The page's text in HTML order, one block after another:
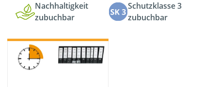
Nachhaltigkeit
zubuchbar
Schutzklasse 3
zubuchbar